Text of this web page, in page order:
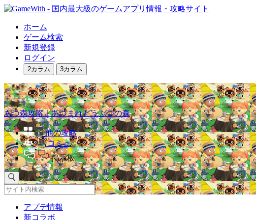
ホーム
ゲーム検索
新規登録
ログイン
2カラム 3カラム
あつ森攻略｜あつまれどうぶつの森
他の攻略
コミュ
掲示板
アプデ情報
新コラボ